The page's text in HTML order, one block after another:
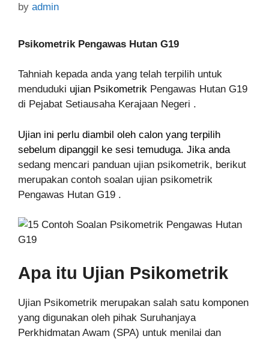
by admin
Psikometrik Pengawas Hutan G19
Tahniah kepada anda yang telah terpilih untuk
menduduki ujian Psikometrik Pengawas Hutan G19
di Pejabat Setiausaha Kerajaan Negeri .
Ujian ini perlu diambil oleh calon yang terpilih
sebelum dipanggil ke sesi temuduga. Jika anda
sedang mencari panduan ujian psikometrik, berikut
merupakan contoh soalan ujian psikometrik
Pengawas Hutan G19 .
Apa itu Ujian Psikometrik
Ujian Psikometrik merupakan salah satu komponen
yang digunakan oleh pihak Suruhanjaya
Perkhidmatan Awam (SPA) untuk menilai dan